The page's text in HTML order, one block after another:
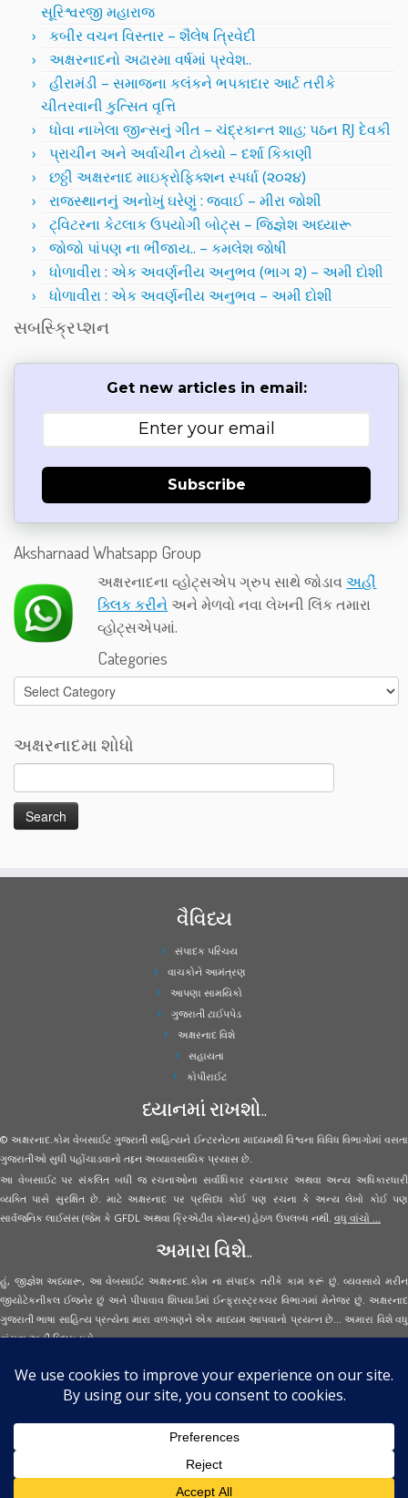
સૂરિશ્વરજી મહારાજ
કબીર વચન વિસ્તાર – શૈલેષ ત્રિવેદી
અક્ષરનાદનો અઢારમા વર્ષમાં પ્રવેશ..
હીરામંડી – સમાજના કલંકને ભપકાદાર આર્ટ તરીકે
ચીતરવાની કુત્સિત વૃત્તિ
ધોવા નાખેલા જીન્સનું ગીત – ચંદ્રકાન્ત શાહ; પઠન RJ દેવકી
પ્રાચીન અને અર્વાચીન ટોક્યો – દર્શા કિકાણી
છઠ્ઠી અક્ષરનાદ માઇક્રોફિક્શન સ્પર્ધા (૨૦૨૪)
રાજસ્થાનનું અનોખું ઘરેણું : જવાઈ – મીરા જોશી
ટ્વિટરના કેટલાક ઉપયોગી બોટ્સ – જિજ્ઞેશ અધ્યારૂ
જોજો પાંપણ ના ભીંજાય.. – કમલેશ જોષી
ધોળાવીરા : એક અવર્ણનીય અનુભવ (ભાગ ૨) – અમી દોશી
ધોળાવીરા : એક અવર્ણનીય અનુભવ – અમી દોશી
સબસ્ક્રિપ્શન
Get new articles in email:
Subscribe
Aksharnaad Whatsapp Group
અક્ષરનાદના વ્હોટ્સએપ ગ્રુપ સાથે જોડાવઅહીં
ક્લિક કરીને અને મેળવો નવા લેખની લિંક તમારા
વ્હોટ્સએપમાં.
Categories
Categories
અક્ષરનાદમા શોધો
વૈવિધ્ય
સંપાદક પરિચય
વાચકોને આમંત્રણ
આપણા સામયિકો
ગુજરાતી ટાઈપપેડ
અક્ષરનાદ વિશે
સહાયતા
કોપીરાઈટ
ધ્યાનમાં રાખશો..
© અક્ષરનાદ.કોમ વેબસાઈટ ગુજરાતી સાહિત્યને ઈન્ટરનેટના માધ્યમથી વિશ્વના વિવિધ વિભાગોમાં વસતા
ગુજરાતીઓ સુધી પહોંચાડવાનો તદ્દન અવ્યાવસાયિક પ્રયાસ છે.
આ વેબસાઈટ પર સંકલિત બધી જ રચનાઓના સર્વાધિકાર રચનાકાર અથવા અન્ય અધિકારધારી
વ્યક્તિ પાસે સુરક્ષિત છે. માટે અક્ષરનાદ પર પ્રસિધ્ધ કોઈ પણ રચના કે અન્ય લેખો કોઈ પણ
સાર્વજનિક લાઈસંસ (જેમ કે GFDL અથવા ક્રિએટીવ કોમન્સ) હેઠળ ઉપલબ્ધ નથી. વધુ વાંચો ...
અમારા વિશે..
હું, જીજ્ઞેશ અધ્યારૂ, આ વેબસાઈટ અક્ષરનાદ.કોમ ના સંપાદક તરીકે કામ કરૂં છું. વ્યવસાયે મરીન
જીયોટેકનીકલ ઈજનેર છું અને પીપાવાવ શિપયાર્ડમાં ઈન્ફ્રાસ્ટ્રક્ચર વિભાગમાં મેનેજર છું. અક્ષરનાદ
ગુજરાતી ભાષા સાહિત્ય પ્રત્યેના મારા વળગણને એક માધ્યમ આપવાનો પ્રયત્ન છે... અમારા વિશે વધુ
વાંચવાઅહીં ક્લિક કરો...
Secured Site Assurance
Aksharnaad.com
By Jignesh Adhyaru ·
· All Rights Reserved ·